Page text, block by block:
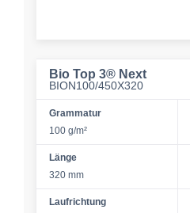
Bio Top 3® Next
BION100/450X320
Grammatur
100 g/m²
Länge
320 mm
Laufrichtung